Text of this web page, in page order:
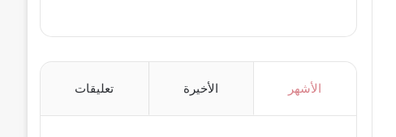
الأشهر الأخيرة تعليقات